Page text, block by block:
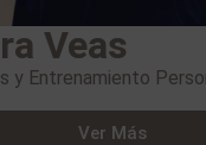
Veas
y Entrenamiento
Ver Más